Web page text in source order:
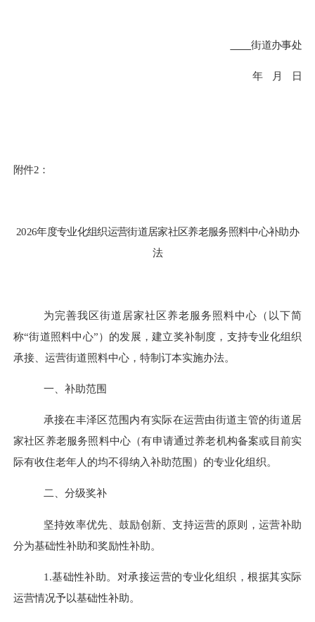
街道办事处
年 月 日
附件2：
2026年度专业化组织运营街道居家社区养老服务照料中心补助办
法
为完善我区街道居家社区养老服务照料中心（ 以下简
称“街道照料中心”）的发展 ，建立奖补制度，支持专业化组织
承接、运营街道照料中心，特制订本实施办法。
一、补助范围
承接在丰泽区范围内有实际在运营由街道主管的街道居
家社区养老服务照料中心 （有申请通过养老机构备案或目前实
际有收住老年人的均不得纳入补助范围）的专业化组织。
二、分级奖补
坚持效率优先、鼓励创新、支持运营的原则，运营补助
分为基础性补助和奖励性补助。
1.基础性补助。 对承接运营的专业化组织，根据其实际
运营情况予以基础性补助。